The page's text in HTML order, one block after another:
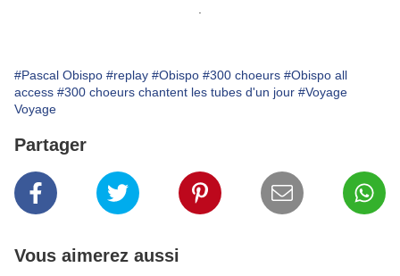
#Pascal Obispo #replay #Obispo #300 choeurs #Obispo all
access #300 choeurs chantent les tubes d'un jour #Voyage
Voyage
Partager
Vous aimerez aussi